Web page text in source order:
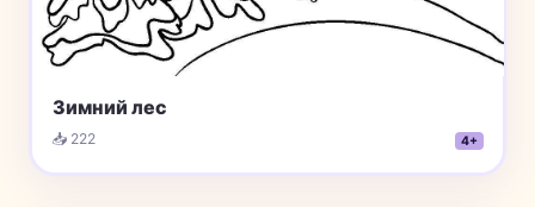
Зимний лес
📥 222 4+